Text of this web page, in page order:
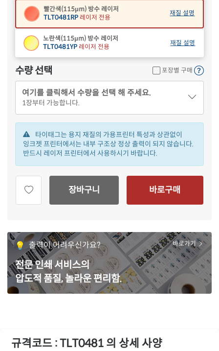
빨간색(115μm) 방수 레이저
TLT0481RP 레이저 전용
재질 설명
노란색(115μm) 방수 레이저
TLT0481YP 레이저 전용
재질 설명
수량 선택 포장별 구매
여기를 클릭해서 수량을 선택 해 주세요.
1장부터 가능합니다.
타이태그는 용지 재질의 가용프린터 특성과 상관없이
잉크젯 프린터에서는 내부 구조상 정상 출력이 되지 않습니다.
반드시 레이저 프린터에서 사용하시기 바랍니다.
장바구니 바로구매
출력이 어려우신가요?
전문 인쇄 서비스의
압도적 품질, 놀라운 편리함.
바로가기
규격코드 : TLT0481 의 상세 사양